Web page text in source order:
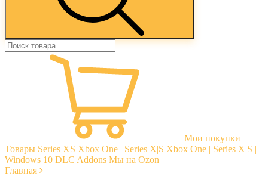
Мои покупки
Товары Series XS Xbox One | Series X|S Xbox One | Series X|S |
Windows 10 DLC Addons Мы на Ozon
Главная